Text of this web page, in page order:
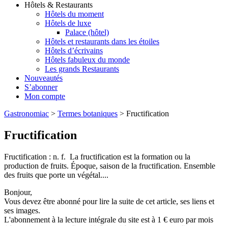
Hôtels & Restaurants
Hôtels du moment
Hôtels de luxe
Palace (hôtel)
Hôtels et restaurants dans les étoiles
Hôtels d’écrivains
Hôtels fabuleux du monde
Les grands Restaurants
Nouveautés
S’abonner
Mon compte
Gastronomiac > Termes botaniques > Fructification
Fructification
Fructification : n. f. La fructification est la formation ou la
production de fruits. Époque, saison de la fructification. Ensemble
des fruits que porte un végétal....
Bonjour,
Vous devez être abonné pour lire la suite de cet article, ses liens et
ses images.
L'abonnement à la lecture intégrale du site est à 1 € euro par mois